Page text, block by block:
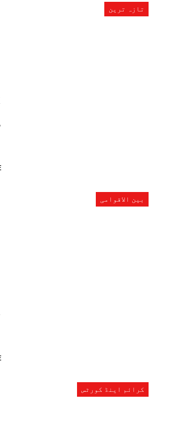
تازہ ترین
بین الاقوامی
کرائم اینڈ کورٹس